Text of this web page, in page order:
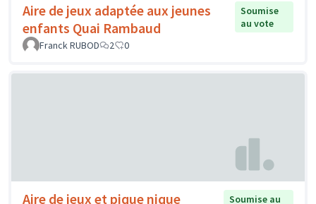
Aire de jeux adaptée aux jeunes
enfants Quai Rambaud
Soumise
au vote
Franck RUBOD
2 0
Aire de jeux et pique nique
Soumise au